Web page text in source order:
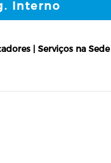
Interno
| Serviços na Sede